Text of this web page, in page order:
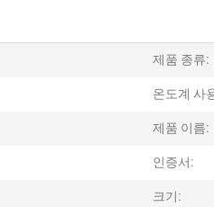
제품 종류:
온도계 사
제품 이름:
인증서:
크기: